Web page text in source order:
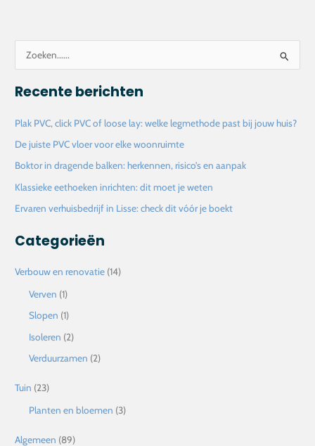
e
a
r
:
Recente berichten
Plak PVC, click PVC of loose lay: welke legmethode past bij jouw huis?
De juiste PVC vloer voor elke woonruimte
Boktor in dragende balken: herkennen, risico’s en aanpak
Klassieke eethoeken inrichten: dit moet je weten
Ervaren verhuisbedrijf in Lisse: check dit vóór je boekt
Categorieën
Verbouw en renovatie (14)
Verven (1)
Slopen (1)
Isoleren (2)
Verduurzamen (2)
Tuin (23)
Planten en bloemen (3)
Algemeen (89)